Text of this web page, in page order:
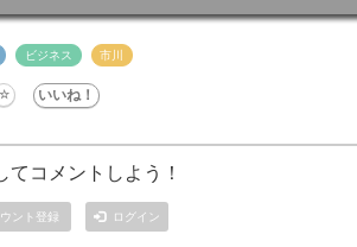
ビジネス 市川
てコメントしよう！
ント登録 ログイン